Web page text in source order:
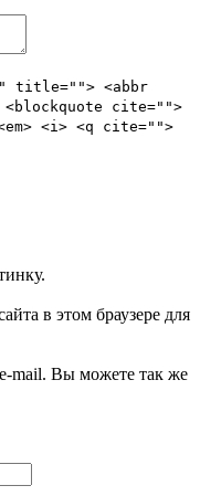
title=""> <abbr
cite="">
<i> <q cite="">
в этом браузере для
mail. Вы можете так же